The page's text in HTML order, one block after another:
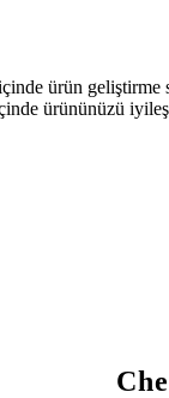
ürün geliştirme
içinde ürününüzü